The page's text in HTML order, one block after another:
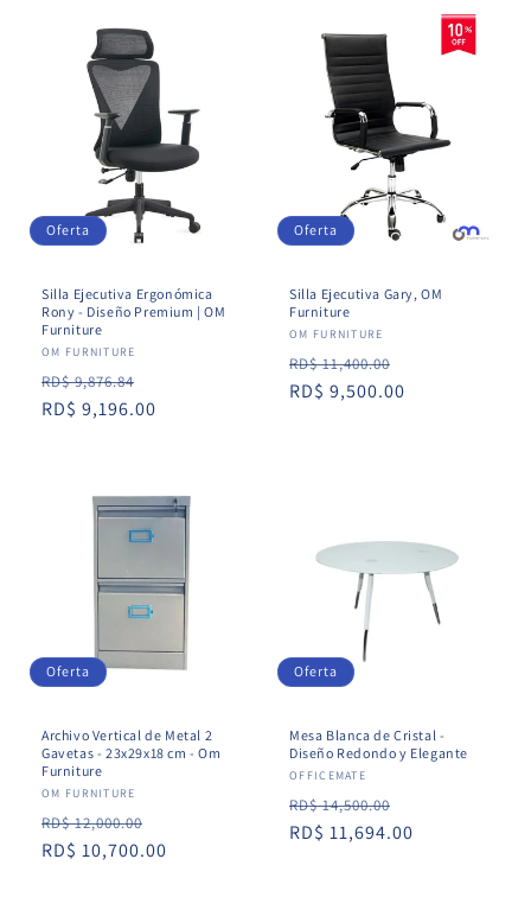
Oferta
Silla Ejecutiva Ergonómica
Rony - Diseño Premium | OM
Furniture
Proveedor:
OM FURNITURE
Precio
habitual
RD$ 9,876.84
de
RD$ 9,196.00
Oferta
Silla Ejecutiva Gary, OM
Furniture
Proveedor:
OM FURNITURE
Precio
habitual
RD$ 11,400.00
de
RD$ 9,500.00
Oferta
Archivo Vertical de Metal 2
Gavetas - 23x29x18 cm - Om
Furniture
Proveedor:
OM FURNITURE
Precio
habitual
RD$ 12,000.00
de
RD$ 10,700.00
Oferta
Mesa Blanca de Cristal -
Diseño Redondo y Elegante
Proveedor:
OFFICEMATE
Precio
habitual
RD$ 14,500.00
de
RD$ 11,694.00